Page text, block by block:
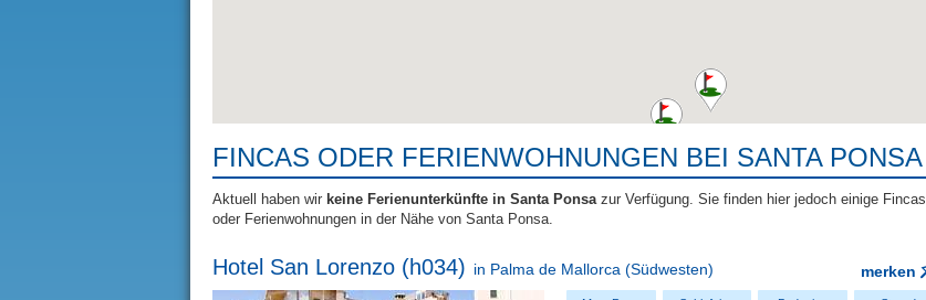
FINCAS ODER FERIENWOHNUNGEN BEI SANTA PONSA
Aktuell haben wir keine Ferienunterkünfte in Santa Ponsazur Verfügung. Sie finden hier jedoch einige Fincas
oder Ferienwohnungen in der Nähe von Santa Ponsa.
Hotel San Lorenzo (h034) in Palma de Mallorca (Südwesten) merken